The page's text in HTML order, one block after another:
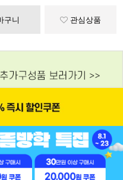
구니 관심상품